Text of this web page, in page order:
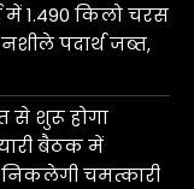
में 1.490 किलो चरस
पदार्थ जब्त,
से शुरू होगा
बैठक में
चमत्कारी